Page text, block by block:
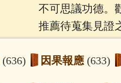
不可思議功德。
推薦待蒐集見證
(636) 因果報應 (633)